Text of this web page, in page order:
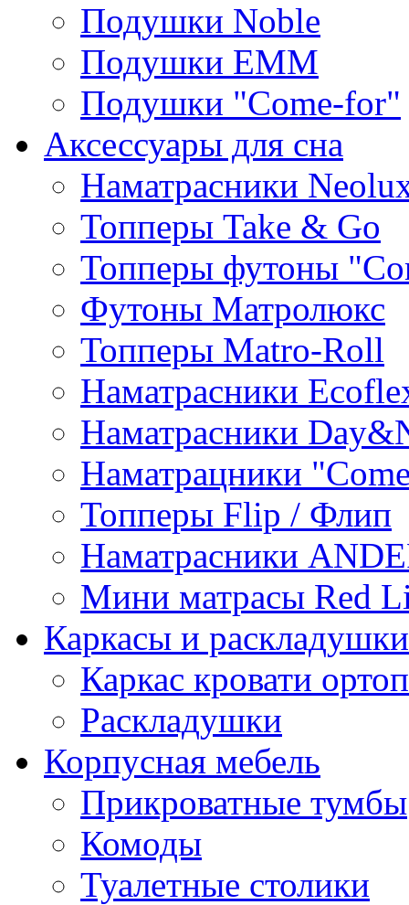
Подушки Noble
Подушки ЕММ
Подушки "Come-for"
Аксессуары для сна
Наматрасники
Топперы Take & Go
Топперы футоны
Футоны Матролюкс
Топперы Matro-Roll
Наматрасники
Наматрасники
Наматрацники
Топперы Flip / Флип
Наматрасники
Мини матрасы Red
Каркасы и раскладушки
Каркас кровати
Раскладушки
Корпусная мебель
Прикроватные тумбы
Комоды
Туалетные столики